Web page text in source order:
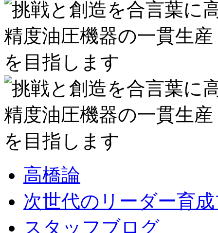
高橋論
次世代のリーダー育
スタッフブログ